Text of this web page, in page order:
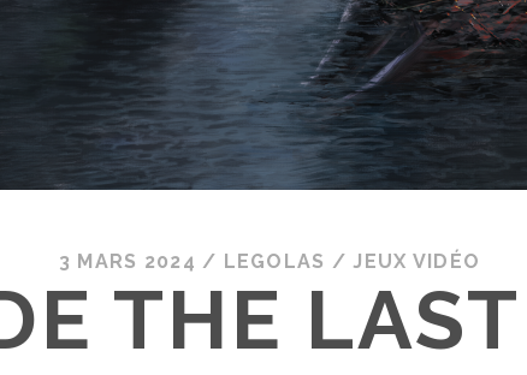
3 MARS 2024 / LEGOLAS / JEUX VIDÉO
THE